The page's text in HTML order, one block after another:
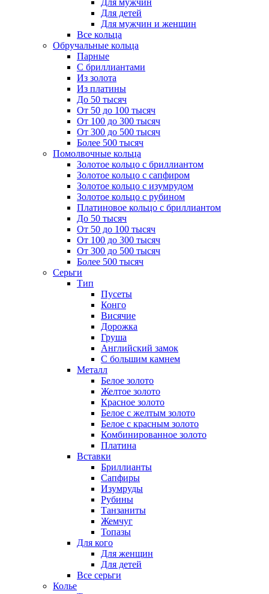
Для мужчин
Для детей
Для мужчин и женщин
Все кольца
Обручальные кольца
Парные
С бриллиантами
Из золота
Из платины
До 50 тысяч
От 50 до 100 тысяч
От 100 до 300 тысяч
От 300 до 500 тысяч
Более 500 тысяч
Помолвочные кольца
Золотое кольцо с бриллиантом
Золотое кольцо с сапфиром
Золотое кольцо с изумрудом
Золотое кольцо с рубином
Платиновое кольцо с бриллиантом
До 50 тысяч
От 50 до 100 тысяч
От 100 до 300 тысяч
От 300 до 500 тысяч
Более 500 тысяч
Серьги
Тип
Пусеты
Конго
Висячие
Дорожка
Груша
Английский замок
С большим камнем
Металл
Белое золото
Желтое золото
Красное золото
Белое с желтым золото
Белое с красным золото
Комбинированное золото
Платина
Вставки
Бриллианты
Сапфиры
Изумруды
Рубины
Танзаниты
Жемчуг
Топазы
Для кого
Для женщин
Для детей
Все серьги
Колье